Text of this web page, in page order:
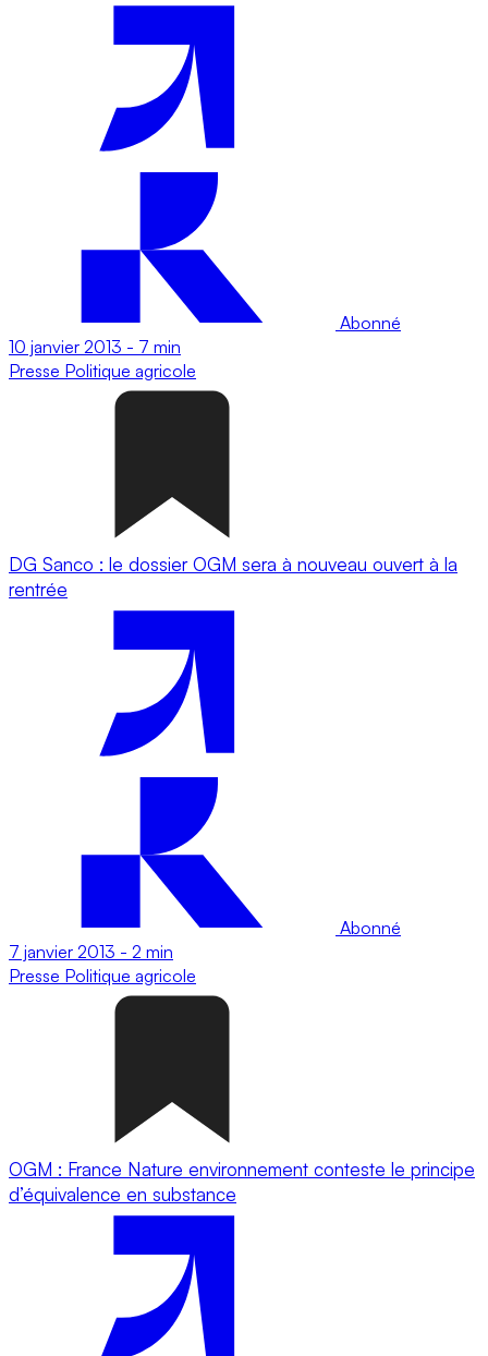
Abonné
10 janvier 2013 - 7 min
Presse Politique agricole
DG Sanco : le dossier OGM sera à nouveau ouvert à la
rentrée
Abonné
7 janvier 2013 - 2 min
Presse Politique agricole
OGM : France Nature environnement conteste le principe
d’équivalence en substance